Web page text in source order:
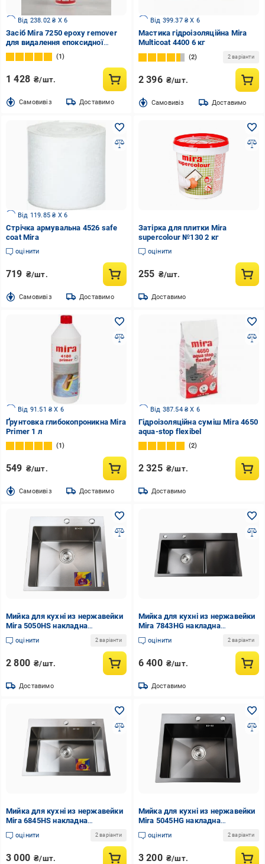
Від 238.02 ₴ X 6
Засіб Mira 7250 epoxy remover
для видалення епоксидної
затирки 0,5 л
1
1 428 ₴/шт.
Cамовивіз Доставимо
Від 399.37 ₴ X 6
Мастика гідроізоляційна Mira
Multicoat 4400 6 кг
2 2 варіанти
2 396 ₴/шт.
Cамовивіз Доставимо
Від 119.85 ₴ X 6
Стрічка армувальна 4526 safe
coat Mira
оцінити
719 ₴/шт.
Cамовивіз Доставимо
Затірка для плитки Mira
supercolour №130 2 кг
оцінити
255 ₴/шт.
Доставимо
Від 91.51 ₴ X 6
Ґрунтовка глибокопроникна Mira
Primer 1 л
1
549 ₴/шт.
Cамовивіз Доставимо
Від 387.54 ₴ X 6
Гідроізоляційна суміш Mira 4650
aqua-stop flexibel
2
2 325 ₴/шт.
Доставимо
Мийка для кухні из нержавейки
Mira 5050HS накладна
квадратна сталева 3 мм
500x500 мм (GSR-000032091)
оцінити 2 варіанти
2 800 ₴/шт.
Доставимо
Мийка для кухні из нержавейки
Mira 7843HG накладна
прямокутна 3 мм 780x430 мм
Графіт (GSR-000032100)
оцінити 2 варіанти
6 400 ₴/шт.
Доставимо
Мийка для кухні из нержавейки
Mira 6845HS накладна
прямокутна сталева 3 мм
680x450 мм (GSR-000032096)
оцінити 2 варіанти
3 000 ₴/шт.
Мийка для кухні из нержавейки
Mira 5045HG накладна
прямокутна 3 мм 500x450 мм
Графіт (GSR-000032090)
оцінити 2 варіанти
3 200 ₴/шт.